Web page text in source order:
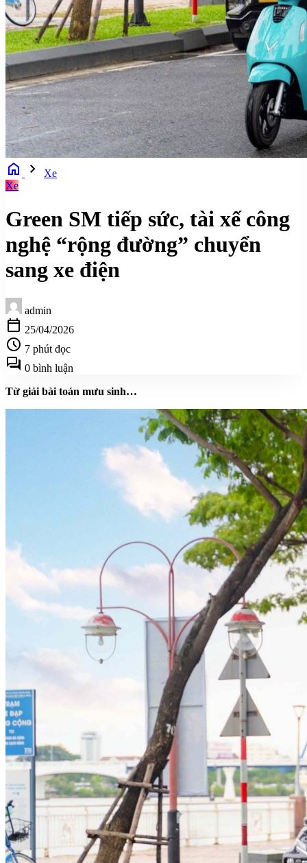
home chevron_right
Xe
Xe
Green SM tiếp sức, tài xế công
nghệ “rộng đường” chuyển
sang xe điện
admin
calendar_today 25/04/2026
schedule 7 phút đọc
forum 0 bình luận
Từ giải bài toán mưu sinh…